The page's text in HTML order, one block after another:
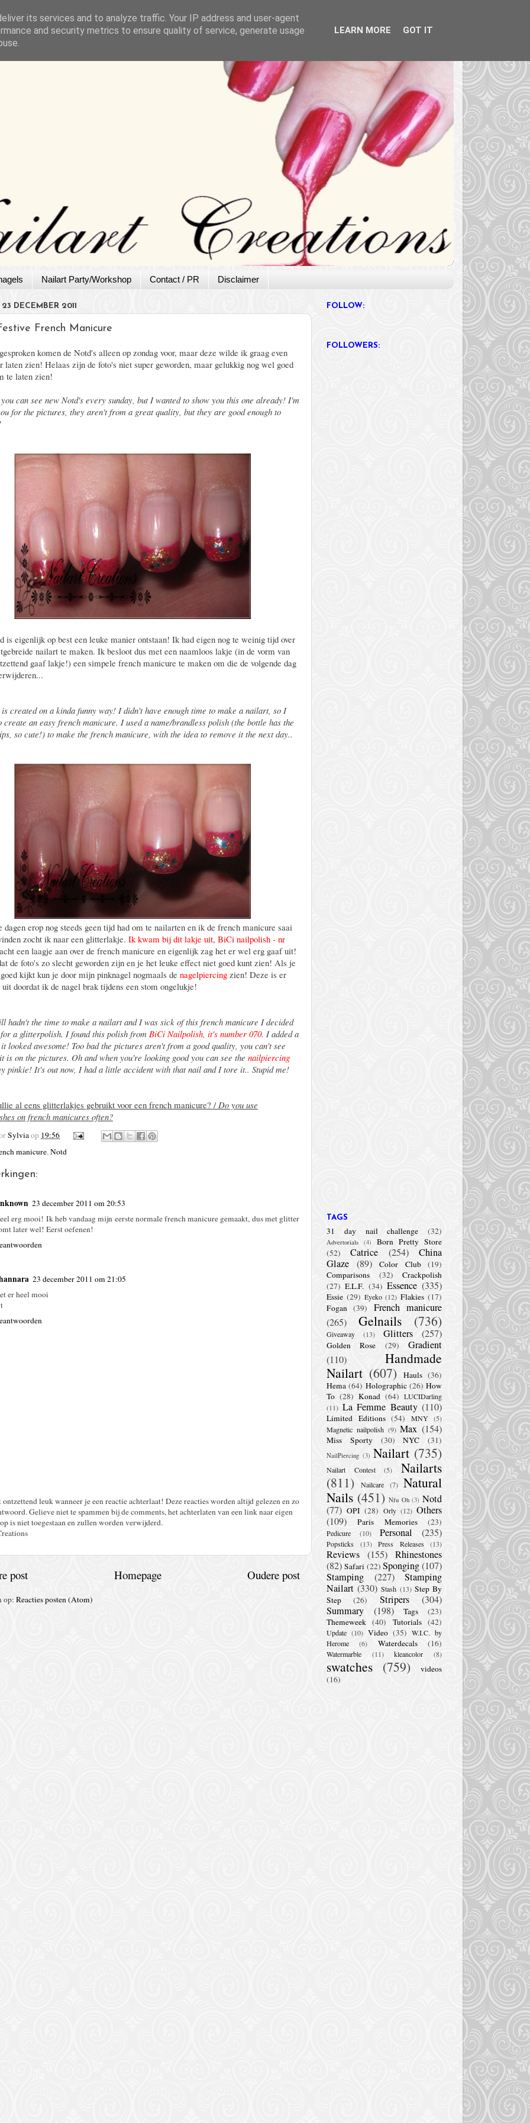
Nailart Party/Workshop Contact / PR Disclaimer
DECEMBER 2011
French Manicure
komen de Notd's alleen op zondag voor, maar deze wilde ik graag even
laten zien! Helaas zijn de foto's niet super geworden, maar gelukkig nog wel goed
te laten zien!
can see new Notd's every sunday, but I wanted to show you this one already! I'm
for the pictures, they aren't from a great quality, but they are good enough to
is eigenlijk op best een leuke manier ontstaan! Ik had eigen nog te weinig tijd over
nailart te maken. Ik besloot dus met een naamloos lakje (in de vorm van
gaaf lakje!) een simpele french manicure te maken om die de volgende dag
created on a kinda funny way! I didn't have enough time to make a nailart, so I
create an easy french manicure. I used a name/brandless polish (the bottle has the
so cute!) to make the french manicure, with the idea to remove it the next day..
dagen erop nog steeds geen tijd had om te nailarten en ik de french manicure saai
zocht ik naar een glitterlakje. Ik kwam bij dit lakje uit, BiCi nailpolish - nr
een laagje aan over de french manicure en eigenlijk zag het er wel erg gaaf uit!
de foto's zo slecht geworden zijn en je het leuke effect niet goed kunt zien! Als je
kijkt kun je door mijn pinknagel nogmaals de nagelpiercing zien! Deze is er
doordat ik de nagel brak tijdens een stom ongelukje!
hadn't the time to make a nailart and I was sick of this french manicure I decided
a glitterpolish. I found this polish from BiCi Nailpolish, it's number 070. I added a
looked awesome! Too bad the pictures aren't from a good quality, you can't see
is on the pictures. Oh and when you're looking good you can see the nailpiercing
pinkie! It's out now, I had a little accident with that nail and I tore it.. Stupid me!
al eens glitterlakjes gebruikt voor een french manicure? / Do you use
on french manicures often?
Sylviaop 19:56
manicure,Notd
23 december 2011 om 20:53
erg mooi! Ik heb vandaag mijn eerste normale french manicure gemaakt, dus met glitter
later wel! Eerst oefenen!
23 december 2011 om 21:05
er heel mooi
leuk wanneer je een reactie achterlaat! Deze reacties worden altijd gelezen en zo
Gelieve niet te spammen bij de comments, het achterlaten van een link naar eigen
is niet toegestaan en zullen worden verwijderd.
post Oudere post
Homepage
op: Reacties posten (Atom)
FOLLOW:
FOLLOWERS:
TAGS
31 day nail challenge (32)
Advertorials (4)
Born Pretty Store
(52)
Catrice (254)
China
Glaze (89) Color Club
(19)
Comparisons
(32)
Crackpolish
(27) E.L.F. (34) Essence (335)
Essie (29) Eyeko (12) Flakies (17)
Fogan (39)
French manicure
(265)
Gelnails (736)
Giveaway (13) Glitters (257)
Golden Rose (29)
Gradient
(110)
Handmade
Nailart (607) Hauls (36)
Hema (64) Holographic (26) How
To (28) Konad (64) LUCIDarling
(11) La Femme Beauty (110)
Limited Editions (54) MNY (5)
Magnetic nailpolish (9) Max (154)
Miss Sporty (30) NYC (31)
NailPiercing (3) Nailart (735)
Nailart Contest (5)
Nailarts
(811)
Nailcare (7) Natural
Nails (451) Nfu Oh (3) Notd
(77) OPI (28) Orly (12) Others
(109)
Paris Memories (23)
Pedicure (10) Personal (235)
Popsticks (13) Press Releases (13)
Reviews (155) Rhinestones
(82) Safari (22) Sponging(107)
Stamping
(227)
Stamping
Nailart (330) Stash (13) Step By
Step
(26) Stripers
(304)
Summary
(198) Tags
(23)
Themeweek (40) Tutorials (42)
Update (10) Video (35) W.I.C. by
Herome
(6) Waterdecals (16)
Watermarble (11) kleancolor (8)
swatches (759)
videos
(16)
its services and to analyze traffic. Your IP address and user-agent
and security metrics to ensure quality of service, generate usage
LEARN MORE GOT IT